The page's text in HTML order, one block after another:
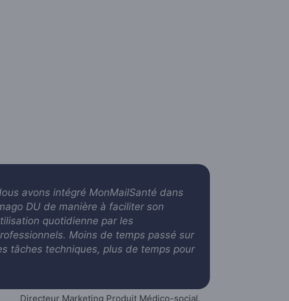
avons intégré MonMailSanté dans
DU de manière à faciliter son
quotidienne par les
Moins de temps passé sur
tâches techniques, plus de temps pour
Directeur Marketing Produit Médico-social,